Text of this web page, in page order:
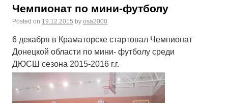
Чемпионат по мини-футболу
Posted on 19.12.2015 by osa2000
6 декабря в Краматорске стартовал Чемпионат
Донецкой области по мини- футболу среди
ДЮСШ сезона 2015-2016 г.г.